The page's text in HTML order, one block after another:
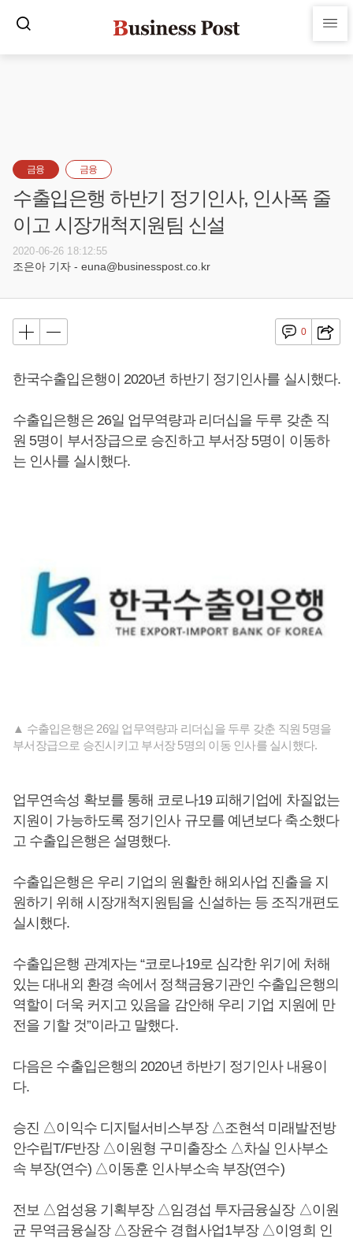
금융 금융
수출입은행 하반기 정기인사, 인사폭 줄
이고 시장개척지원팀 신설
2020-06-26 18:12:55
조은아 기자 - euna@businesspost.co.kr
0
한국수출입은행이 2020년 하반기 정기인사를 실시했다.
수출입은행은 26일 업무역량과 리더십을 두루 갖춘 직
원 5명이 부서장급으로 승진하고 부서장 5명이 이동하
는 인사를 실시했다.
▲ 수출입은행은 26일 업무역량과 리더십을 두루 갖춘 직원 5명을
부서장급으로 승진시키고 부서장 5명의 이동 인사를 실시했다.
업무연속성 확보를 통해 코로나19 피해기업에 차질없는
지원이 가능하도록 정기인사 규모를 예년보다 축소했다
고 수출입은행은 설명했다.
수출입은행은 우리 기업의 원활한 해외사업 진출을 지
원하기 위해 시장개척지원팀을 신설하는 등 조직개편도
실시했다.
수출입은행 관계자는 “코로나19로 심각한 위기에 처해
있는 대내외 환경 속에서 정책금융기관인 수출입은행의
역할이 더욱 커지고 있음을 감안해 우리 기업 지원에 만
전을 기할 것”이라고 말했다.
다음은 수출입은행의 2020년 하반기 정기인사 내용이
다.
승진 △이익수 디지털서비스부장 △조현석 미래발전방
안수립T/F반장 △이원형 구미출장소 △차실 인사부소
속 부장(연수) △이동훈 인사부소속 부장(연수)
전보 △엄성용 기획부장 △임경섭 투자금융실장 △이원
균 무역금융실장 △장윤수 경협사업1부장 △이영희 인